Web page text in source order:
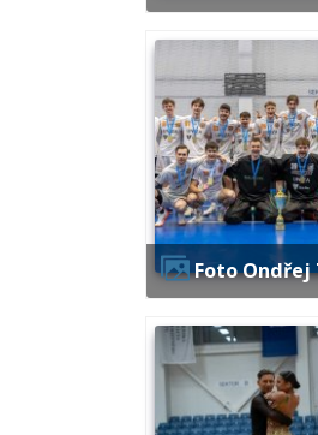
Foto